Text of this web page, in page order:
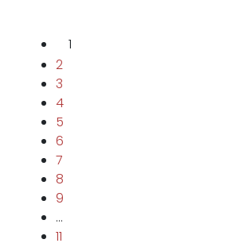
1
2
3
4
5
6
7
8
9
…
11